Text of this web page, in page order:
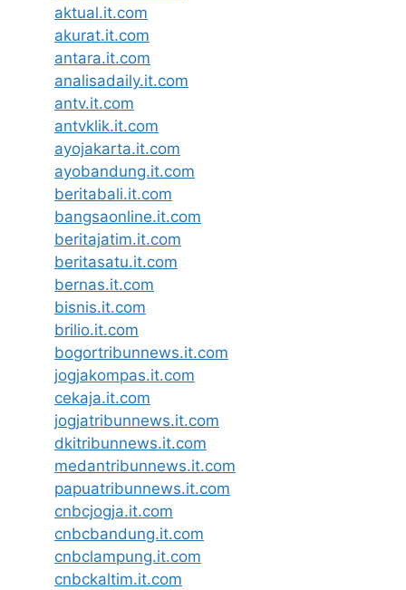
aktual.it.com
akurat.it.com
antara.it.com
analisadaily.it.com
antv.it.com
antvklik.it.com
ayojakarta.it.com
ayobandung.it.com
beritabali.it.com
bangsaonline.it.com
beritajatim.it.com
beritasatu.it.com
bernas.it.com
bisnis.it.com
brilio.it.com
bogortribunnews.it.com
jogjakompas.it.com
cekaja.it.com
jogjatribunnews.it.com
dkitribunnews.it.com
medantribunnews.it.com
papuatribunnews.it.com
cnbcjogja.it.com
cnbcbandung.it.com
cnbclampung.it.com
cnbckaltim.it.com